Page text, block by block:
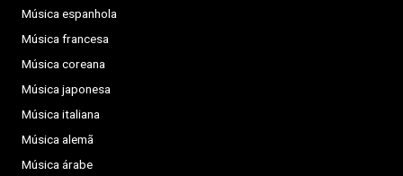
Música espanhola
Música francesa
Música coreana
Música japonesa
Música italiana
Música alemã
Música árabe